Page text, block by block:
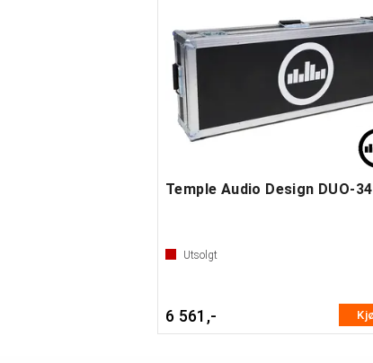
Utsolgt
6 561,-